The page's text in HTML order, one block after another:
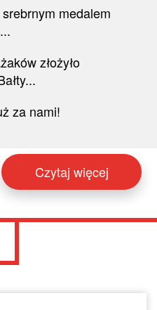
medalem
złożyło
za nami!
Czytaj więcej